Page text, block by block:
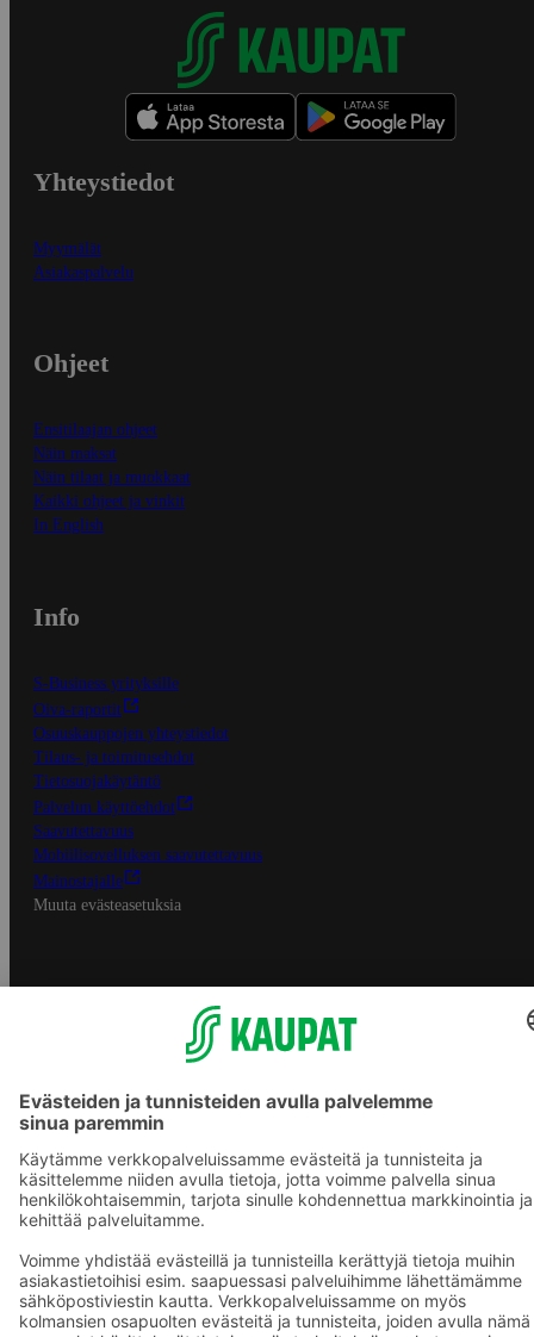
Yhteystiedot
Myymälät
Asiakaspalvelu
Ohjeet
Ensitilaajan ohjeet
Näin maksat
Näin tilaat ja muokkaat
Kaikki ohjeet ja vinkit
In English
Info
S-Business yrityksille
Oiva-raportit
Osuuskauppojen yhteystiedot
Tilaus- ja toimitusehdot
Tietosuojakäytäntö
Palvelun käyttöehdot
Saavutettavuus
Mobiilisovelluksen saavutettavuus
Mainostajalle
Muuta evästeasetuksia
S-ryhmän palvelut
Asiakasomistajuus
Yhteishyvä Ruoka -sovellus
Prisma.fi
Sokos.fi
S-Pankki
Sokos Hotels
Raflaamo